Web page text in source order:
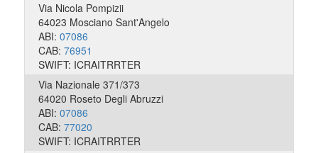
Via Nicola Pompizii
64023 Mosciano Sant'Angelo
ABI: 07086
CAB: 76951
SWIFT: ICRAITRRTER
Via Nazionale 371/373
64020 Roseto Degli Abruzzi
ABI: 07086
CAB: 77020
SWIFT: ICRAITRRTER